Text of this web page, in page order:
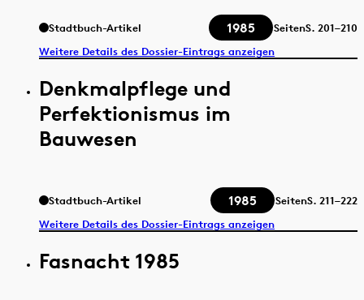
Stadtbuch-Artikel 1985 SeitenS. 201–210
Weitere Details des Dossier-Eintrags anzeigen
Denkmalpflege und
Perfektionismus im
Bauwesen
Stadtbuch-Artikel 1985 SeitenS. 211–222
Weitere Details des Dossier-Eintrags anzeigen
Fasnacht 1985